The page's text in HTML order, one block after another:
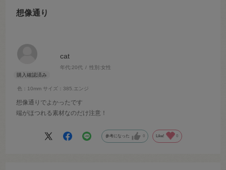
cat
年代:20代 性別:女性
色：10mm サイズ：385.エンジ
想像通り
想像通りでよかったです
端がほつれる素材なのだけ注意！
参考になった 0 Like! 0